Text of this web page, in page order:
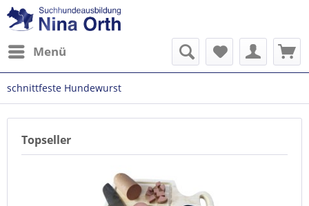
Menü
schnittfeste Hundewurst
Topseller